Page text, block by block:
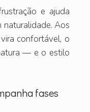
e ajuda
Aos
confortável, o
— e o estilo
fases